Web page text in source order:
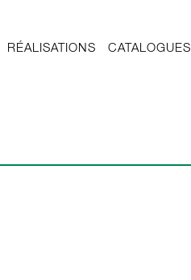
RÉALISATIONS CATALOGUES